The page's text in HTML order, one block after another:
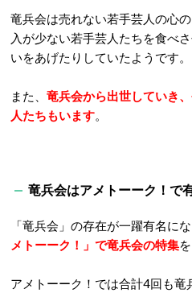
竜兵会は売れない若手芸人の心
入が少ない若手芸人たちを食べ
いをあげたりしていたようです。
また、 竜兵会から出世していき
人たちもいます
竜兵会はアメトーーク！で
「竜兵会」の存在が一躍有名に
メトーーク！」で竜兵会の特集
アメトーーク！では合計4回も竜